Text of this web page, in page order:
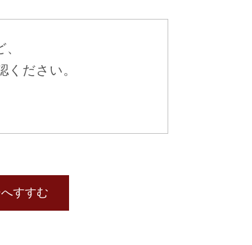
ださい。
すすむ